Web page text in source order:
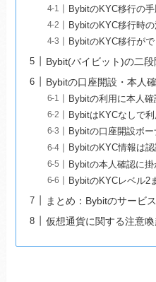
BybitのKYC移行の
BybitのKYC移行時
BybitのKYC移行が
Bybit(バイビット)の二
Bybitの口座開設・本人
Bybitの利用に本人確
BybitはKYCなしで利
Bybitの口座開設ボー
BybitのKYC情報は
Bybitの本人確認に掛
BybitのKYCレベル2
まとめ：Bybitのサービ
仮想通貨に関する注意喚